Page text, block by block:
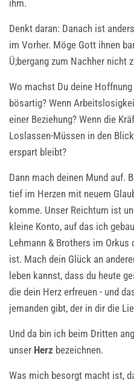
ihm.
Denkt daran: Danach ist
im Vorher. Möge Gott ihnen
Ü;bergang zum Nachher nicht
Wo machst Du deine
bösartig? Wenn
einer Beziehung? Wenn die
Loslassen-Müssen in den
erspart bleibt?
Dann mach deinen Mund auf.
tief im Herzen mit neuem
komme. Unser Reichtum ist
kleine Konto, auf das ich
Lehmann & Brothers im
ist. Mach dein Glück an
leben kannst, dass du heute
die dein Herz erfreuen - und
jemanden gibt, der in dir die
Und da bin ich beim Dritten
unser Herz bezeichnen.
Was mich besorgt macht ist,